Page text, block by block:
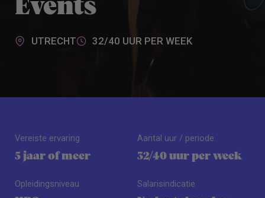
Events
UTRECHT 32/40 UUR PER WEEK
Vereiste ervaring
5 jaar of meer
Opleidingsniveau
Aantal uur / periode
32/40 uur per week
Salarisindicatie